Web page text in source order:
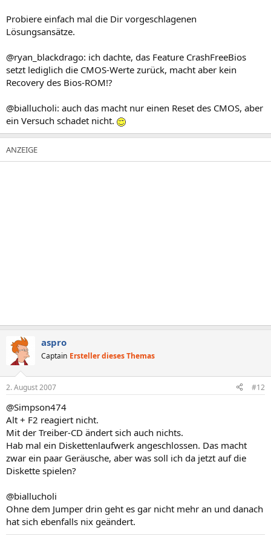
Probiere einfach mal die Dir vorgeschlagenen
Lösungsansätze.
@ryan_blackdrago: ich dachte, das Feature CrashFreeBios
setzt lediglich die CMOS-Werte zurück, macht aber kein
Recovery des Bios-ROM!?
@biallucholi: auch das macht nur einen Reset des CMOS, aber
ein Versuch schadet nicht.
aspro
Captain Ersteller dieses Themas
2. August 2007 #12
@Simpson474
Alt + F2 reagiert nicht.
Mit der Treiber-CD ändert sich auch nichts.
Hab mal ein Diskettenlaufwerk angeschlossen. Das macht
zwar ein paar Geräusche, aber was soll ich da jetzt auf die
Diskette spielen?
@biallucholi
Ohne dem Jumper drin geht es gar nicht mehr an und danach
hat sich ebenfalls nix geändert.